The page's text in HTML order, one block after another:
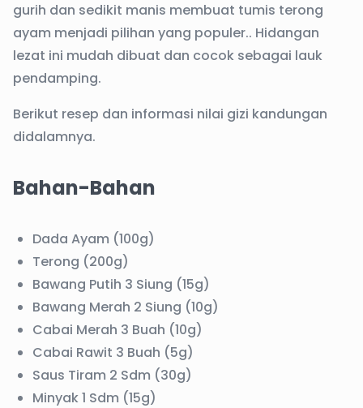
gurih dan sedikit manis membuat tumis terong
ayam menjadi pilihan yang populer.. Hidangan
lezat ini mudah dibuat dan cocok sebagai lauk
pendamping.
Berikut resep dan informasi nilai gizi kandungan
didalamnya.
Bahan-Bahan
Dada Ayam (100g)
Terong (200g)
Bawang Putih 3 Siung (15g)
Bawang Merah 2 Siung (10g)
Cabai Merah 3 Buah (10g)
Cabai Rawit 3 Buah (5g)
Saus Tiram 2 Sdm (30g)
Minyak 1 Sdm (15g)